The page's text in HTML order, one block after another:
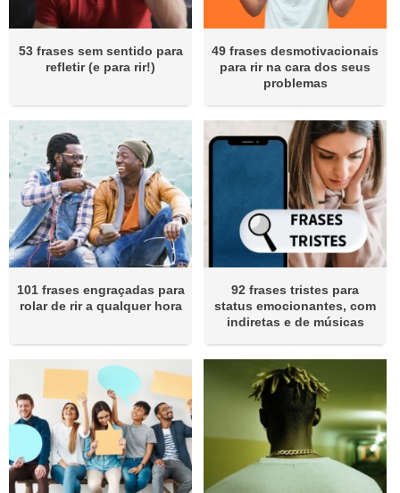
53 frases sem sentido para
refletir (e para rir!)
49 frases desmotivacionais
para rir na cara dos seus
problemas
101 frases engraçadas para
rolar de rir a qualquer hora
92 frases tristes para
status emocionantes, com
indiretas e de músicas